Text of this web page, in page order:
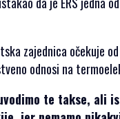
zajednica očekuje
odnosi na
te takse, ali